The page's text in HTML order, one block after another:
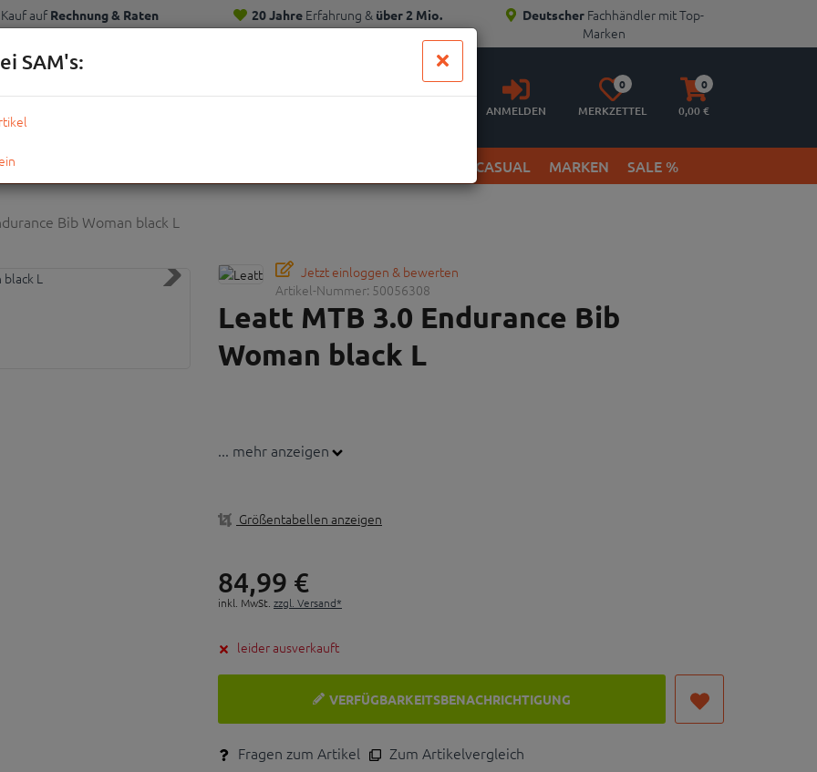
Kauf auf Rechnung & Raten 20 JahreErfahrung & über 2 Mio.
Kunden
Deutscher Fachhändler mit Top-
Marken
Anmelden
ANMELDEN
Merkzettel
aufklappen
0
MERKZETTEL
Warenkorb
aufklappen
0
0,00 €
STREETWEAR & CASUAL MARKEN SALE %
Bib Woman black L
Jetzt einloggen & bewerten
Artikel-Nummer: 50056308
Leatt MTB 3.0 Endurance Bib
Woman black L
... mehr anzeigen
Größentabellen anzeigen
84,99 €
inkl. MwSt. zzgl. Versand*
leider ausverkauft
VERFÜGBARKEITSBENACHRICHTIGUNG
Fragen zum Artikel Zum Artikelvergleich
SAM's: